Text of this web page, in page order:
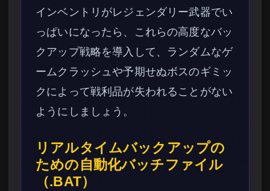
インベントリがレジェンダリー武器でい
っぱいになったら、これらの高度なバッ
クアップ戦略を導入して、ランダムなゲ
ームクラッシュや予期せぬボスのギミッ
クによって戦利品が失われることがない
ようにしましょう。
リアルタイムバックアップの
ための自動化バッチファイル
（.BAT）